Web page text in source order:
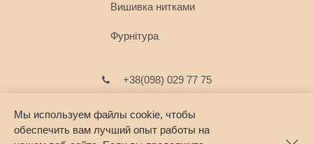
Вишивка нитками
Фурнітура
+38(098) 029 77 75
marichka-biser@ukr.net
Мы используем файлы cookie, чтобы
обеспечить вам лучший опыт работы на